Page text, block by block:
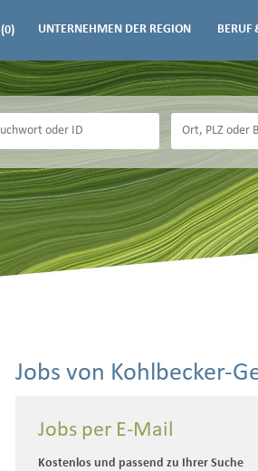
(0) UNTERNEHMEN DER REGION BERUF
Jobs von Kohlbecker-
Jobs per E-Mail
Kostenlos und passend zu Ihrer Suche